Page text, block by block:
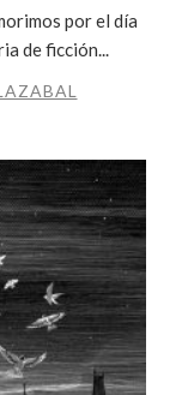
por el día
de ficción...